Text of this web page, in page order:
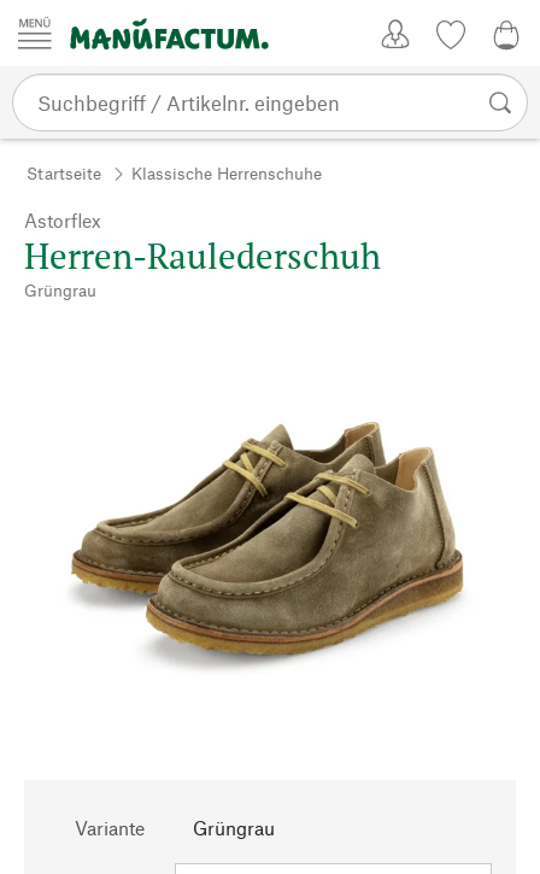
Zum Inhalt springen
Startseite Klassische Herrenschuhe
Astorflex
Herren-Raulederschuh
Grüngrau
Variante Grüngrau